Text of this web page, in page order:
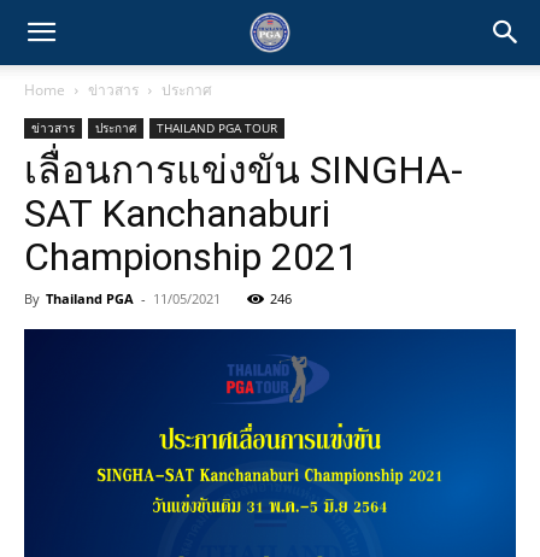
Home ข่าวสาร ประกาศ
ข่าวสาร ประกาศ THAILAND PGA TOUR
เลื่อนการแข่งขัน SINGHA-
SAT Kanchanaburi
Championship 2021
By Thailand PGA - 11/05/2021 246